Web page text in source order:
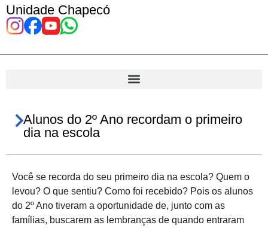
Unidade Chapecó
Alunos do 2º Ano recordam o primeiro
dia na escola
Você se recorda do seu primeiro dia na escola? Quem o
levou? O que sentiu? Como foi recebido? Pois os alunos
do 2º Ano tiveram a oportunidade de, junto com as
famílias, buscarem as lembranças de quando entraram